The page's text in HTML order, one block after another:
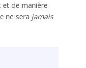
et de manière
ne sera jamais